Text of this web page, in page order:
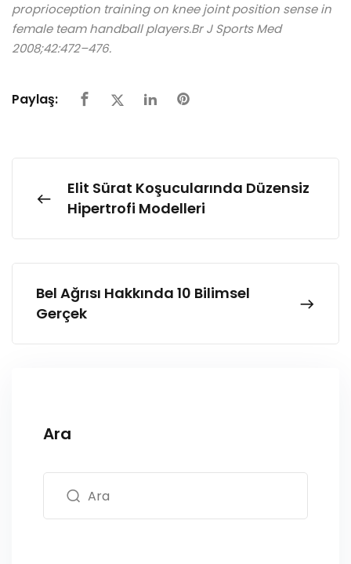
proprioception training on knee joint position sense in
female team handball players.Br J Sports Med
2008;42:472–476.
Paylaş:
Elit Sürat Koşucularında Düzensiz
Hipertrofi Modelleri
Bel Ağrısı Hakkında 10 Bilimsel
Gerçek
Ara